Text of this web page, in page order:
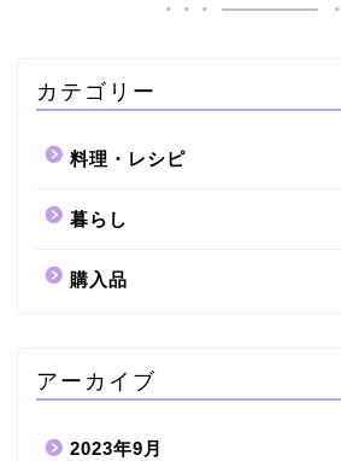
カテゴリー
料理・レシピ
暮らし
購入品
アーカイブ
2023年9月